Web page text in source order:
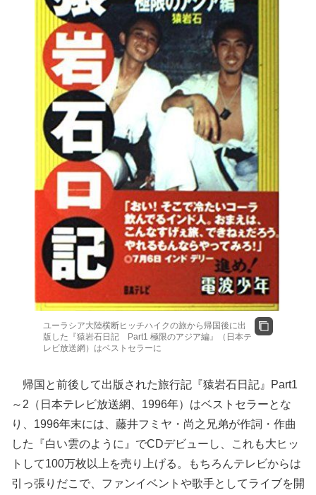
ユーラシア大陸横断ヒッチハイクの旅から帰国後に出
版した『猿岩石日記 Part1 極限のアジア編』（日本テ
レビ放送網）はベストセラーに
帰国と前後して出版された旅行記『猿岩石日記』Part1
～2（日本テレビ放送網、1996年）はベストセラーとな
り、1996年末には、藤井フミヤ・尚之兄弟が作詞・作曲
した『白い雲のように』でCDデビューし、これも大ヒッ
トして100万枚以上を売り上げる。もちろんテレビからは
引っ張りだこで、ファンイベントや歌手としてライブを開